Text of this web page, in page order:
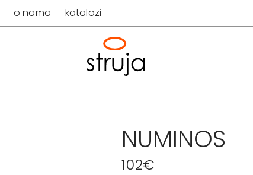
o nama katalozi
NUMINOS
102€